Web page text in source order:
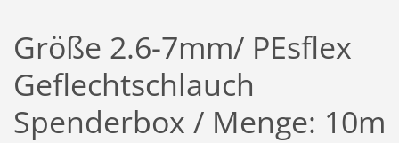
Größe 2.6-7mm/ PEsflex
Geflechtschlauch
Spenderbox / Menge: 10m